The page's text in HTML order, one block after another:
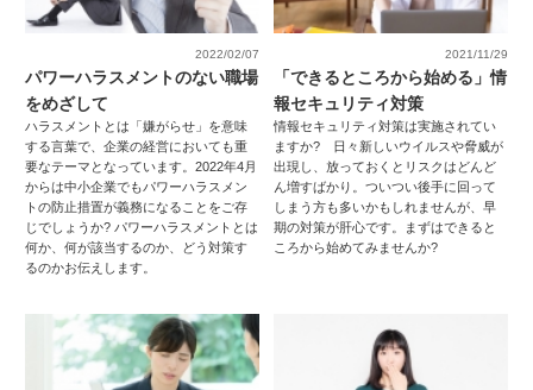
2022/02/07
パワーハラスメントのない職場
をめざして
ハラスメントとは「嫌がらせ」を意味
する言葉で、企業の経営においても重
要なテーマとなっています。2022年4月
からは中小企業でもパワーハラスメン
トの防止措置が義務になることをご存
じでしょうか? パワーハラスメントとは
何か、何が該当するのか、どう対策す
るのかお伝えします。
2021/11/29
「できるところから始める」情
報セキュリティ対策
情報セキュリティ対策は実施されてい
ますか? 日々新しいウイルスや脅威が
出現し、放っておくとリスクはどんど
ん増すばかり。ついつい後手に回って
しまう方も多いかもしれませんが、早
期の対策が肝心です。まずはできると
ころから始めてみませんか?